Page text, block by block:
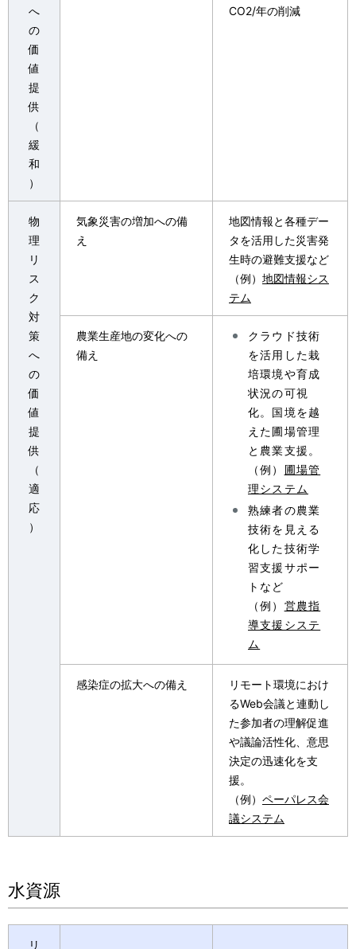
へ
の
価
値
提
供
（
緩
和
）
CO2/年の削減
物
理
リ
ス
ク
対
策
へ
の
価
値
提
供
（
適
応
）
気象災害の増加への備
え
地図情報と各種デー
タを活用した災害発
生時の避難支援など
（例） 地図情報シス
テム
農業生産地の変化への
備え
クラウド技術
を活用した栽
培環境や育成
状況の可視
化。国境を越
えた圃場管理
と農業支援。
（例） 圃場管
理システム
熟練者の農業
技術を見える
化した技術学
習支援サポー
トなど
（例） 営農指
導支援システ
ム
感染症の拡大への備え
リモート環境におけ
るWeb会議と連動し
た参加者の理解促進
や議論活性化、意思
決定の迅速化を支
援。
（例） ペーパレス会
議システム
水資源
リ